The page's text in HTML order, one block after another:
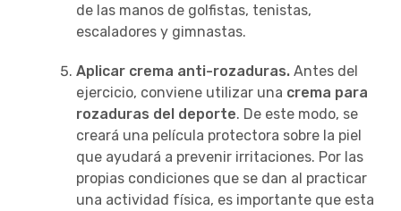
de las manos de golfistas, tenistas,
escaladores y gimnastas.
Aplicar crema anti-rozaduras. Antes del
ejercicio, conviene utilizar una crema para
rozaduras del deporte. De este modo, se
creará una película protectora sobre la piel
que ayudará a prevenir irritaciones. Por las
propias condiciones que se dan al practicar
una actividad física, es importante que esta